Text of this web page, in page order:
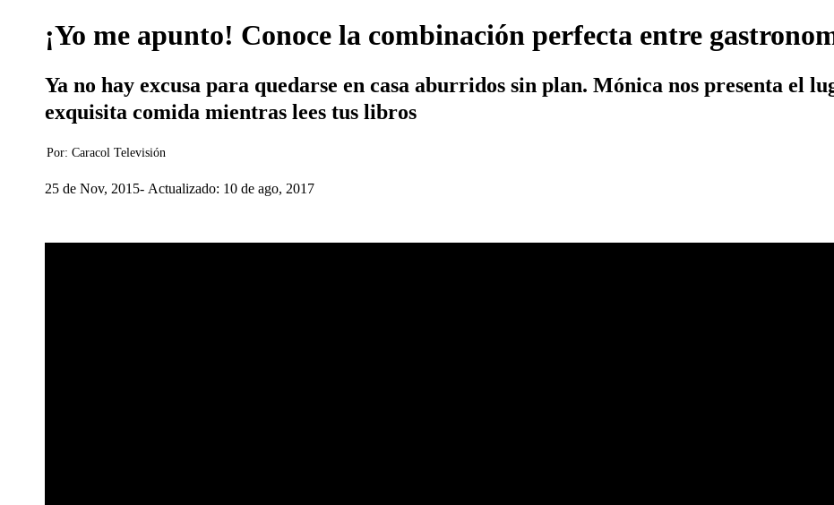
¡Yo me apunto! Conoce la combinación perfecta entre
Ya no hay excusa para quedarse en casa aburridos sin plan. Mónica nos presenta el
exquisita comida mientras lees tus libros
Por: Caracol Televisión
25 de Nov, 2015 Actualizado: 10 de ago, 2017